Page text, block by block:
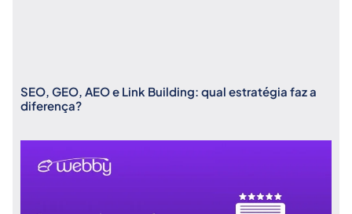
SEO, GEO, AEO e Link Building: qual estratégia faz a
diferença?